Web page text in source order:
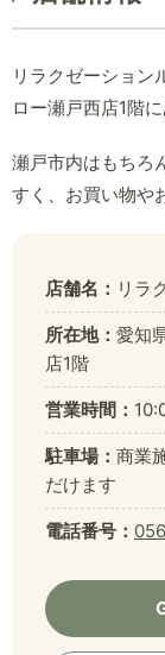
リラクゼーション
ロー瀬戸西店1階に
瀬戸市内はもちろ
すく、お買い物や
店舗名： リラ
所在地： 愛知
店1階
営業時間：
駐車場： 商業
だけます
電話番号：